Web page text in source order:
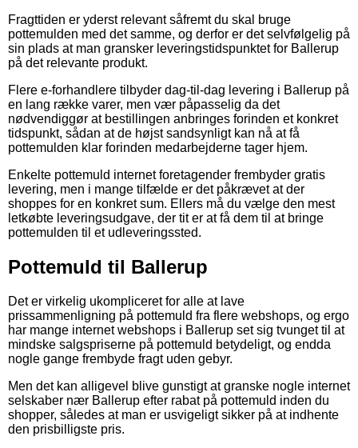
Fragttiden er yderst relevant såfremt du skal bruge
pottemulden med det samme, og derfor er det selvfølgelig på
sin plads at man gransker leveringstidspunktet for Ballerup
på det relevante produkt.
Flere e-forhandlere tilbyder dag-til-dag levering i Ballerup på
en lang række varer, men vær påpasselig da det
nødvendiggør at bestillingen anbringes forinden et konkret
tidspunkt, sådan at de højst sandsynligt kan nå at få
pottemulden klar forinden medarbejderne tager hjem.
Enkelte pottemuld internet foretagender frembyder gratis
levering, men i mange tilfælde er det påkrævet at der
shoppes for en konkret sum. Ellers må du vælge den mest
letkøbte leveringsudgave, der tit er at få dem til at bringe
pottemulden til et udleveringssted.
Pottemuld til Ballerup
Det er virkelig ukompliceret for alle at lave
prissammenligning på pottemuld fra flere webshops, og ergo
har mange internet webshops i Ballerup set sig tvunget til at
mindske salgspriserne på pottemuld betydeligt, og endda
nogle gange frembyde fragt uden gebyr.
Men det kan alligevel blive gunstigt at granske nogle internet
selskaber nær Ballerup efter rabat på pottemuld inden du
shopper, således at man er usvigeligt sikker på at indhente
den prisbilligste pris.